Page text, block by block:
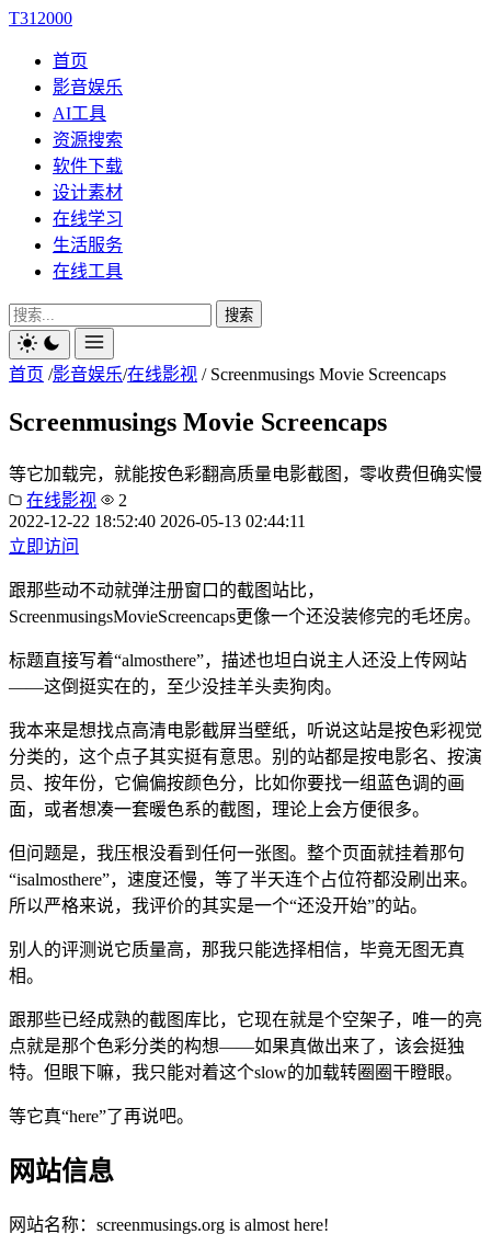
T312000
首页
影音娱乐
AI工具
资源搜索
软件下载
设计素材
在线学习
生活服务
在线工具
搜索
首页 /影音娱乐/在线影视 / Screenmusings Movie Screencaps
Screenmusings Movie Screencaps
等它加载完，就能按色彩翻高质量电影截图，零收费但确实慢
在线影视
2
2022-12-22 18:52:40 2026-05-13 02:44:11
立即访问
跟那些动不动就弹注册窗口的截图站比，
ScreenmusingsMovieScreencaps更像一个还没装修完的毛坯房。
标题直接写着“almosthere”，描述也坦白说主人还没上传网站
——这倒挺实在的，至少没挂羊头卖狗肉。
我本来是想找点高清电影截屏当壁纸，听说这站是按色彩视觉
分类的，这个点子其实挺有意思。别的站都是按电影名、按演
员、按年份，它偏偏按颜色分，比如你要找一组蓝色调的画
面，或者想凑一套暖色系的截图，理论上会方便很多。
但问题是，我压根没看到任何一张图。整个页面就挂着那句
“isalmosthere”，速度还慢，等了半天连个占位符都没刷出来。
所以严格来说，我评价的其实是一个“还没开始”的站。
别人的评测说它质量高，那我只能选择相信，毕竟无图无真
相。
跟那些已经成熟的截图库比，它现在就是个空架子，唯一的亮
点就是那个色彩分类的构想——如果真做出来了，该会挺独
特。但眼下嘛，我只能对着这个slow的加载转圈圈干瞪眼。
等它真“here”了再说吧。
网站信息
网站名称： screenmusings.org is almost here!